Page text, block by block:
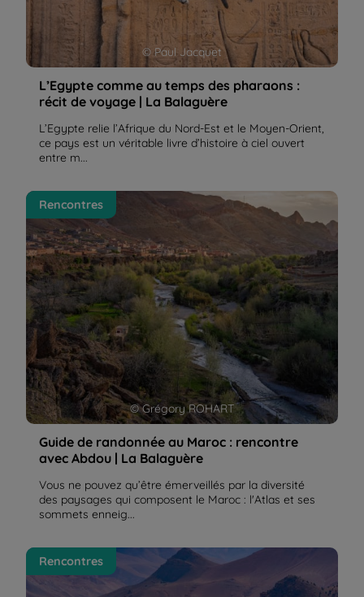
© Paul Jacquet
L’Egypte comme au temps des pharaons :
récit de voyage | La Balaguère
L’Egypte relie l’Afrique du Nord-Est et le Moyen-Orient,
ce pays est un véritable livre d’histoire à ciel ouvert
entre m...
Guide de randonnée au Maroc : rencontre avec
Abdou | La Balaguère
© Grégory ROHART
Rencontres
Guide de randonnée au Maroc : rencontre
avec Abdou | La Balaguère
Vous ne pouvez qu’être émerveillés par la diversité
des paysages qui composent le Maroc : l'Atlas et ses
sommets enneig...
Le Toubkal et les villages de l'Atlas : récit d'un guide
| La Balaguère
Rencontres